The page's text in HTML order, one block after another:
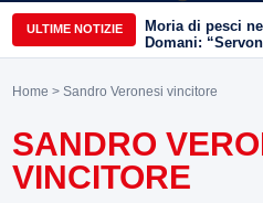
ULTIME NOTIZIE
Moria di pesci
Domani:
approfondimenti
Home > Sandro Veronesi vincitore
SANDRO
VINCITORE